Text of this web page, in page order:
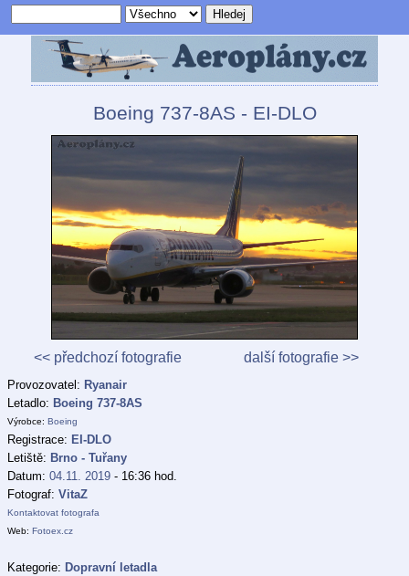
Boeing 737-8AS - EI-DLO
<< předchozí fotografie další fotografie >>
Provozovatel: Ryanair
Letadlo: Boeing 737-8AS
Výrobce: Boeing
Registrace: EI-DLO
Letiště: Brno - Tuřany
Datum: 04.11. 2019 - 16:36 hod.
Fotograf: VitaZ
Kontaktovat fotografa
Web: Fotoex.cz
Kategorie: Dopravní letadla